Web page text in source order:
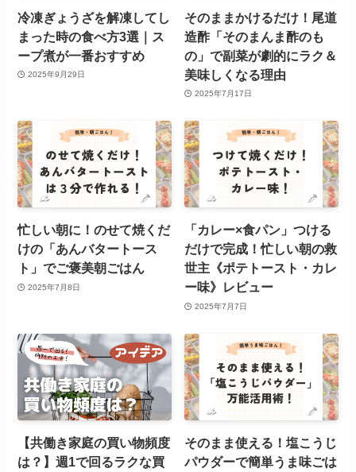
冷凍ぎょうざを解凍してし
まった時の食べ方3選｜ス
ープ煮が一番おすすめ
2025年9月29日
そのままかけるだけ！尾道
造酢「そのまんま酢のも
の」で副菜が劇的にラク＆
美味しくなる理由
2025年7月17日
忙しい朝に！のせて焼くだ
けの「あんバタートース
ト」でご褒美朝ごはん
2025年7月8日
「カレー×食パン」つける
だけで完成！忙しい朝の救
世主《ポテトースト・カレ
ー味》レビュー
2025年7月7日
【共働き家庭の買い物頻度
は？】週1で回るラクな買
そのまま使える！塩こうじ
パウダーで簡単うま味ごは